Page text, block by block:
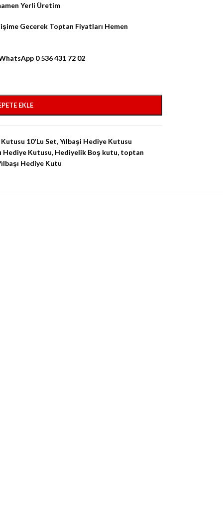
Yerli Üretim
Gecerek Toptan Fiyatları Hemen
0 536 431 72 02
EKLE
10'Lu Set,Yılbaşi Hediye Kutusu
Hediye Kutusu, Hediyelik Boş kutu, toptan
Hediye Kutu